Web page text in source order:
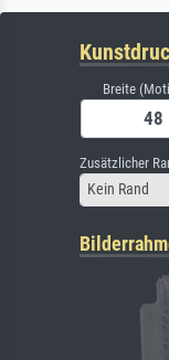
Breite
Zusätzlicher
Kein Rand